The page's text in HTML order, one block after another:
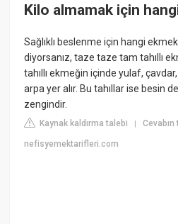
Kilo almamak için
Sağlıklı beslenme için hangi
diyorsanız, taze taze tam tahıllı
tahıllı ekmeğin içinde yulaf,
arpa yer alır. Bu tahıllar ise besin
zengindir.
Kaynak kaldırma talebi |Cevabın
nefisyemektarifleri.com